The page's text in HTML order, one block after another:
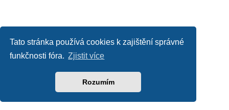
Tato stránka používá cookies k zajištění správné
funkčnosti fóra. Zjistit více
Rozumím